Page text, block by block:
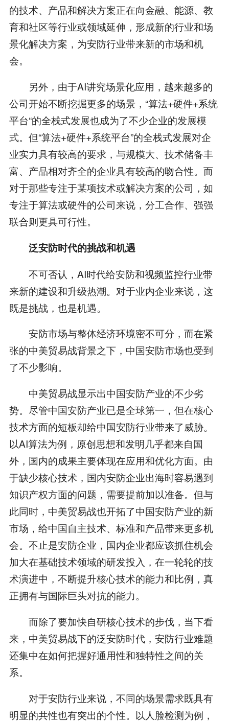
的技术、产品和解决方案正在向金融、能源、教
育和社区等行业或领域延伸，形成新的行业和场
景化解决方案，为安防行业带来新的市场和机
会。
另外，由于AI讲究场景化应用，越来越多的
公司开始不断挖掘更多的场景，“算法+硬件+系统
平台“的全栈式发展也成为了不少企业的发展模
式。但“算法+硬件+系统平台”的全栈式发展对企
业实力具有较高的要求，与规模大、技术储备丰
富、产品相对齐全的企业具有较高的吻合性。而
对于那些专注于某项技术或解决方案的公司，如
专注于算法或硬件的公司来说，分工合作、强强
联合则更具可行性。
泛安防时代的挑战和机遇
不可否认，AI时代给安防和视频监控行业带
来新的建设和升级热潮。对于业内企业来说，这
既是挑战，也是机遇。
安防市场与整体经济环境密不可分，而在紧
张的中美贸易战背景之下，中国安防市场也受到
了不少影响。
中美贸易战显示出中国安防产业的不少劣
势。尽管中国安防产业已是全球第一，但在核心
技术方面的短板却给中国安防行业带来了威胁。
以AI算法为例，原创思想和发明几乎都来自国
外，国内的成果主要体现在应用和优化方面。由
于缺少核心技术，国内安防企业出海时容易遇到
知识产权方面的问题，需要提前加以准备。但与
此同时，中美贸易战也开拓了中国安防产业的新
市场，给中国自主技术、标准和产品带来更多机
会。不止是安防企业，国内企业都应该抓住机会
加大在基础技术领域的研发投入，在一轮轮的技
术演进中，不断提升核心技术的能力和比例，真
正拥有与国际巨头对抗的能力。
而除了要加快自研核心技术的步伐，当下看
来，中美贸易战下的泛安防时代，安防行业难题
还集中在如何把握好通用性和独特性之间的关
系。
对于安防行业来说，不同的场景需求既具有
明显的共性也有突出的个性。以人脸检测为例，